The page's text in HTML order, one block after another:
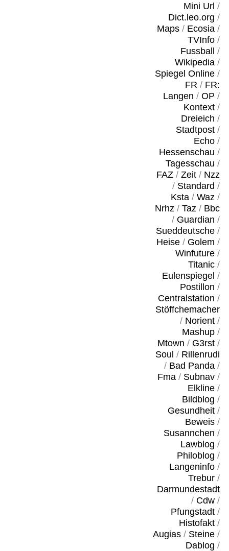
Mini Url /
Dict.leo.org /
Maps/ Ecosia/
TVInfo/
Fussball
/
Wikipedia/
Spiegel Online/
FR / FR:
Langen / OP /
Kontext/
Dreieich /
Stadtpost/
Echo/
Hessenschau /
Tagesschau /
FAZ/ Zeit/ Nzz
/ Standard /
Ksta/ Waz/
Nrhz/ Taz/ Bbc
/ Guardian /
Sueddeutsche/
Heise/ Golem /
Winfuture/
Titanic/
Eulenspiegel /
Postillon /
Centralstation /
Stöffchemacher
/ Norient/
Mashup/
Mtown / G3rst/
Soul / Rillenrudi
/ Bad Panda/
Fma/ Subnav/
Elkline/
Bildblog /
Gesundheit/
Beweis/
Susannchen /
Lawblog /
Philoblog /
Langeninfo/
Trebur/
Darmundestadt
/ Cdw/
Pfungstadt/
Histofakt/
Augias/ Steine/
Dablog /